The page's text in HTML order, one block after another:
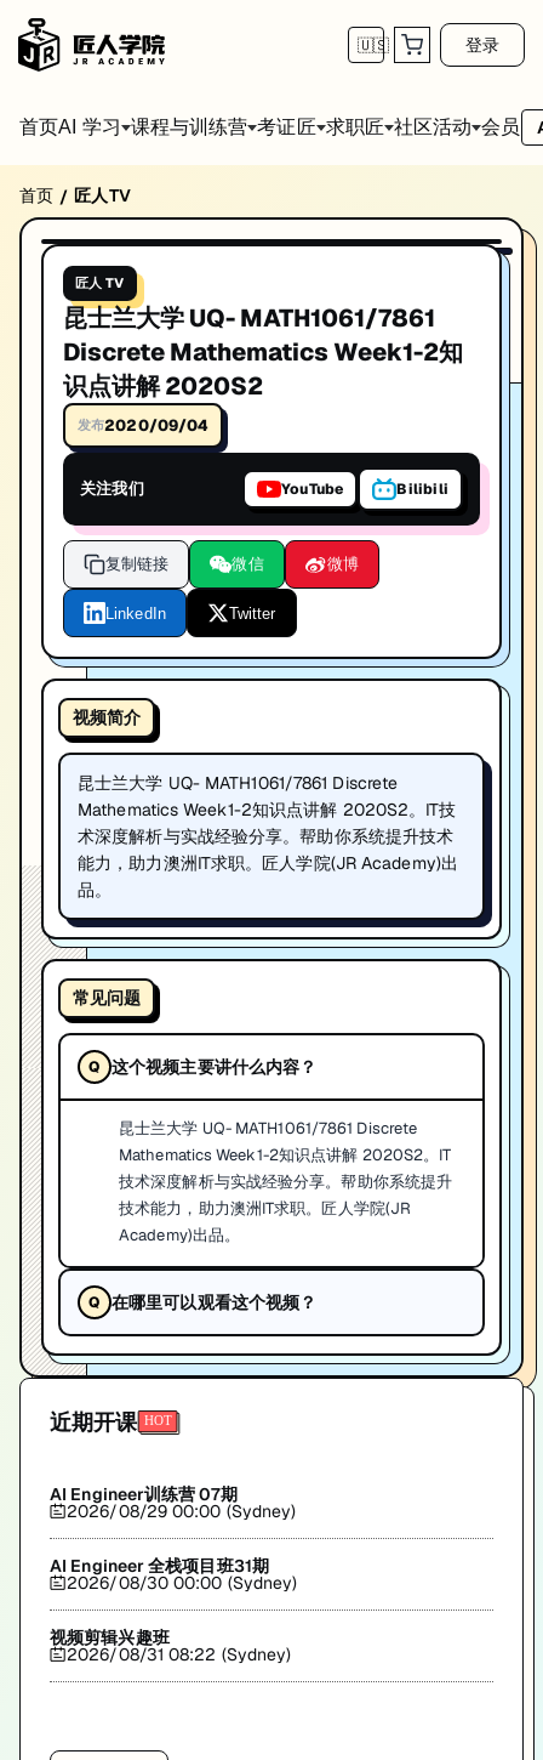
🇺🇸 登录
首页AI 学习 课程与训练营 考证匠 求职匠 社区活动 会员
昆士兰大学 UQ- MATH1061/7861 Discrete
昆士兰大学 UQ- MATH1061/7861 Discrete Mathematics Week1-2知
发布日期: 2020/9/3
本视频由匠人学院提供，涵盖IT技术相关知识点，帮助你系统学习和提
首页 / 匠人TV
播放视频
匠人 TV
昆士兰大学 UQ- MATH1061/7861
Discrete Mathematics Week1-2知
识点讲解 2020S2
发布2020/09/04
关注我们 YouTube Bilibili
复制链接 微信 微博
LinkedIn Twitter
视频简介
昆士兰大学 UQ- MATH1061/7861 Discrete
Mathematics Week1-2知识点讲解 2020S2。IT技
术深度解析与实战经验分享。帮助你系统提升技术
能力，助力澳洲IT求职。匠人学院(JR Academy)出
品。
常见问题
这个视频主要讲什么内容？
昆士兰大学 UQ- MATH1061/7861 Discrete
Mathematics Week1-2知识点讲解 2020S2。IT
技术深度解析与实战经验分享。帮助你系统提升
技术能力，助力澳洲IT求职。匠人学院(JR
Academy)出品。
在哪里可以观看这个视频？
近期开课
AI Engineer训练营 07期
2026/08/29 00:00 (Sydney)
AI Engineer 全栈项目班31期
2026/08/30 00:00 (Sydney)
视频剪辑兴趣班
2026/08/31 08:22 (Sydney)